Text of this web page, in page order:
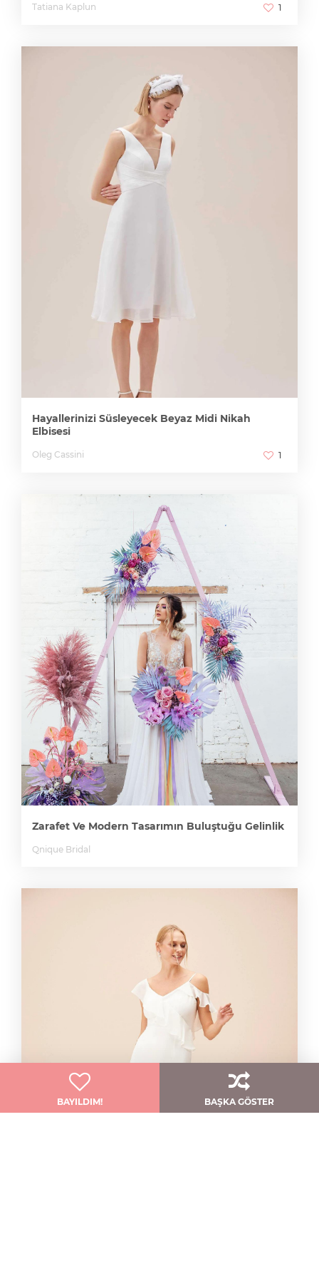
BAYILDIM! BAŞKA GÖSTER
Tatiana Kaplun 1
Hayallerinizi Süsleyecek Beyaz Midi Nikah
Elbisesi
Oleg Cassini 1
Zarafet Ve Modern Tasarımın Buluştuğu Gelinlik
Qnique Bridal